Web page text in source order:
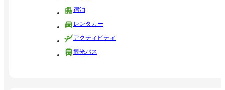
宿泊
レンタカー
アクティビティ
観光バス